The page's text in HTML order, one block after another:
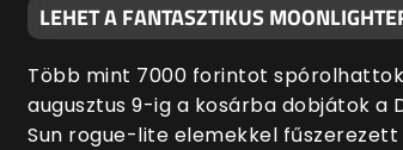
LEHET A FANTASZTIKUS
Több mint 7000 forintot
augusztus 9-ig a kosárba dobjátok a
Sun rogue-lite elemekkel